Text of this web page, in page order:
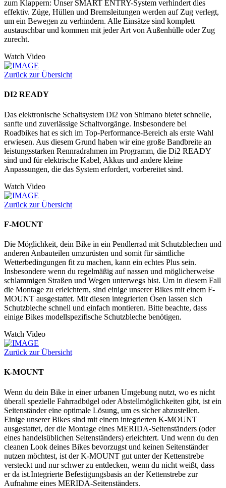
zum Klappern: Unser SMART ENTRY-System verhindert dies
effektiv. Züge, Hüllen und Bremsleitungen werden auf Zug verlegt,
um ein Bewegen zu verhindern. Alle Einsätze sind komplett
austauschbar und kommen mit jeder Art von Außenhülle oder Zug
zurecht.
Watch Video
Zurück zur Übersicht
DI2 READY
Das elektronische Schaltsystem Di2 von Shimano bietet schnelle,
sanfte und zuverlässige Schaltvorgänge. Insbesondere bei
Roadbikes hat es sich im Top-Performance-Bereich als erste Wahl
erwiesen. Aus diesem Grund haben wir eine große Bandbreite an
leistungsstarken Rennradrahmen im Programm, die Di2 READY
sind und für elektrische Kabel, Akkus und andere kleine
Anpassungen, die das System erfordert, vorbereitet sind.
Watch Video
Zurück zur Übersicht
F-MOUNT
Die Möglichkeit, dein Bike in ein Pendlerrad mit Schutzblechen und
anderen Anbauteilen umzurüsten und somit für sämtliche
Wetterbedingungen fit zu machen, kann ein echtes Plus sein.
Insbesondere wenn du regelmäßig auf nassen und möglicherweise
schlammigen Straßen und Wegen unterwegs bist. Um in diesem Fall
die Montage zu erleichtern, sind einige unserer Bikes mit einem F-
MOUNT ausgestattet. Mit diesen integrierten Ösen lassen sich
Schutzbleche schnell und einfach montieren. Bitte beachte, dass
einige Bikes modellspezifische Schutzbleche benötigen.
Watch Video
Zurück zur Übersicht
K-MOUNT
Wenn du dein Bike in einer urbanen Umgebung nutzt, wo es nicht
überall spezielle Fahrradbügel oder Abstellmöglichkeiten gibt, ist ein
Seitenständer eine optimale Lösung, um es sicher abzustellen.
Einige unserer Bikes sind mit einem integrierten K-MOUNT
ausgestattet, der die Montage eines MERIDA-Seitenständers (oder
eines handelsüblichen Seitenständers) erleichtert. Und wenn du den
cleanen Look deines Bikes bevorzugst und keinen Seitenständer
nutzen möchtest, ist der K-MOUNT gut unter der Kettenstrebe
versteckt und nur schwer zu entdecken, wenn du nicht weißt, dass
er da ist.Integrierte Befestigungsbasis an der Kettenstrebe zur
Aufnahme eines MERIDA-Seitenständers.